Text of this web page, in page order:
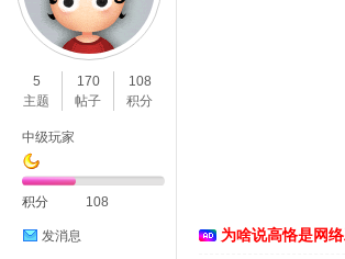
5
主题
170
帖子
108
积分
中级玩家
积分 108
发消息 为啥说高恪是网